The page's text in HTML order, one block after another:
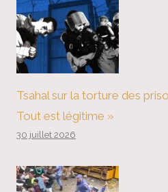
Tsahal sur la torture des
Tout est légitime »
30 juillet 2026